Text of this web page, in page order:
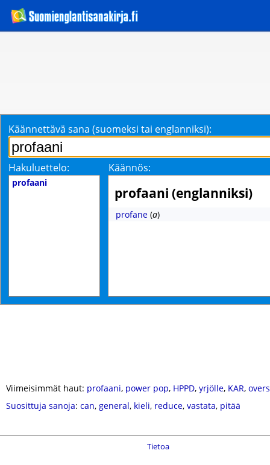
Käännettävä sana (suomeksi tai englanniksi):
Hakuluettelo: Käännös:
profaani
profaani (englanniksi)
profane (a)
Viimeisimmät haut: profaani, power pop, HPPD, yrjölle, KAR,
Suosittuja sanoja: can, general, kieli, reduce, vastata, pitää
Tietoa